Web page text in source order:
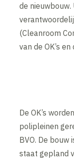
de
(Cleanroom
van de OK’s
De OK’s
polipleinen
BVO. De bouw
staat gepland